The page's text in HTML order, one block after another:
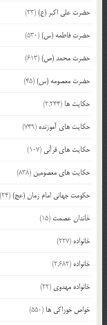
حضرت علی اکبر (ع)(23)
حضرت فاطمه (س)(530)
حضرت محمد (ص)(613)
حضرت معصومه (س)(45)
حکایت ها (2,244)
حکایت های آموزنده (749)
حکایت های قرآنی (107)
حکایت های معصومین (838)
حکومت جهانی امام زمان (عج)(24)
خاندان عصمت (15)
خانواده (227)
خانواده (2,682)
خانواده مهدوی (22)
خواص خوراکی ها (550)